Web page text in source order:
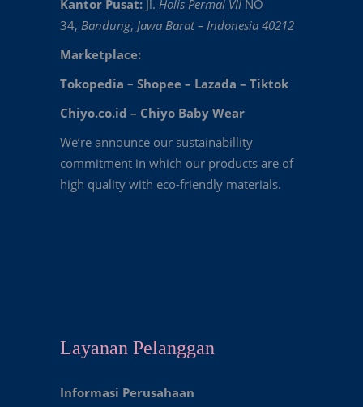
Kantor Pusat: Jl. Holis Permai VII NO
34, Bandung, Jawa Barat – Indonesia 40212
Marketplace:
Tokopedia – Shopee – Lazada – Tiktok
Chiyo.co.id – Chiyo Baby Wear
We’re announce our sustainabillity
commitment in which our products are of
high quality with eco-friendly materials.
Layanan Pelanggan
Informasi Perusahaan